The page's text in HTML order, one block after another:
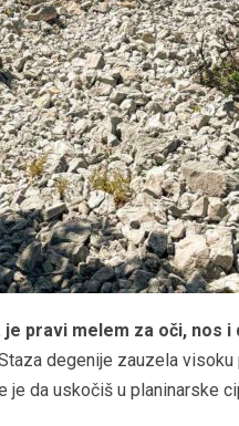
pravi melem za oči, nos i
degenije zauzela
je da uskočiš u planinarske